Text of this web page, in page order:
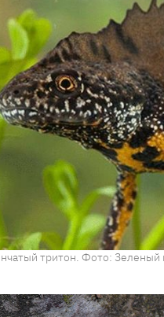
тритон. Фото: Зеленый